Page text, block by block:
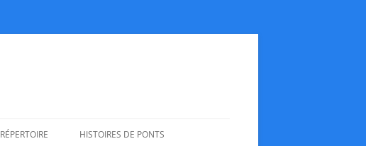
RÉPERTOIRE HISTOIRES DE PONTS